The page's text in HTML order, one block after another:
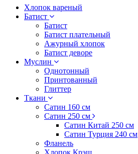
Хлопок вареный
Батист
Батист
Батист плательный
Ажурный хлопок
Батист деворе
Муслин
Однотонный
Принтованный
Глиттер
Ткани
Сатин 160 см
Сатин 250 см
Сатин Китай 250 см
Сатин Турция 240 см
Фланель
Хлопок Крэш